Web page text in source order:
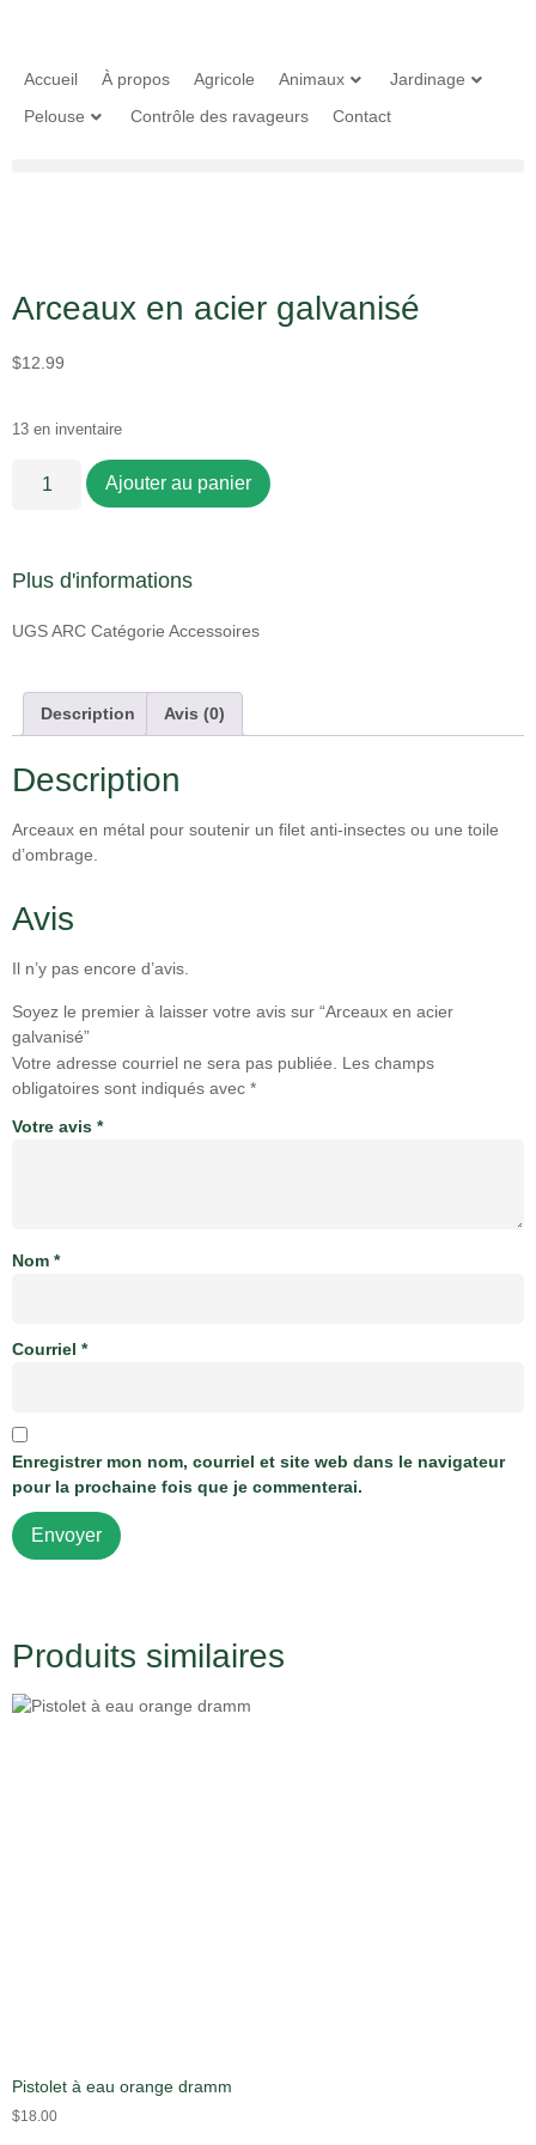
Accueil À propos Agricole Animaux
Jardinage
Pelouse
Contrôle des ravageurs Contact
Arceaux en acier galvanisé
$12.99
13 en inventaire
Ajouter au panier
Plus d'informations
UGSARC Catégorie Accessoires
Description Avis (0)
Description
Arceaux en métal pour soutenir un filet anti-insectes ou une toile
d’ombrage.
Avis
Il n’y pas encore d’avis.
Soyez le premier à laisser votre avis sur “Arceaux en acier
galvanisé”
Votre adresse courriel ne sera pas publiée.
Les champs
obligatoires sont indiqués avec *
Votre avis *
Nom *
Courriel *
Enregistrer mon nom, courriel et site web dans le navigateur
pour la prochaine fois que je commenterai.
Produits similaires
Pistolet à eau orange dramm
$18.00